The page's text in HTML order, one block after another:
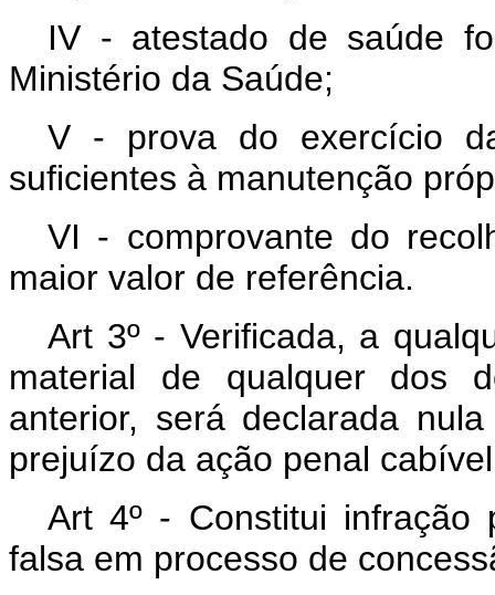
IV - atestado de saúde
Ministério da Saúde;
V - prova do exercício
suficientes à manutenção
VI - comprovante do
maior valor de referência.
Art 3º - Verificada, a
material de qualquer dos
anterior, será declarada
prejuízo da ação penal
Art 4º - Constitui infração
falsa em processo de